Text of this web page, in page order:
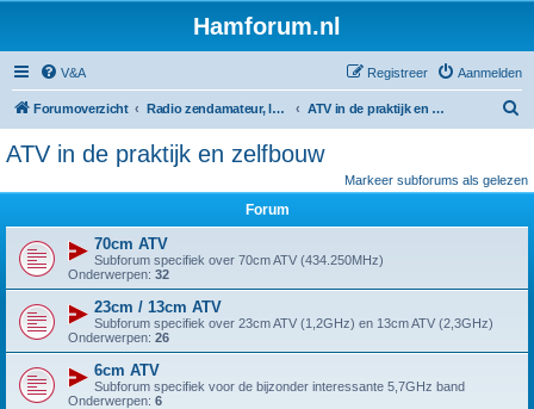
Hamforum.nl
V&A Aanmelden
Registreer
Forumoverzicht Radio zendamateur, luisteramateur en elektronica zelfbouw ATV in de praktijk en zelfbouw
k
ATV in de praktijk en zelfbouw
Markeer subforums als gelezen
Forum
70cm ATV
Subforum specifiek over 70cm ATV (434.250MHz)
Onderwerpen: 32
23cm / 13cm ATV
Subforum specifiek over 23cm ATV (1,2GHz) en 13cm ATV (2,3GHz)
Onderwerpen: 26
6cm ATV
Subforum specifiek voor de bijzonder interessante 5,7GHz band
Onderwerpen: 6